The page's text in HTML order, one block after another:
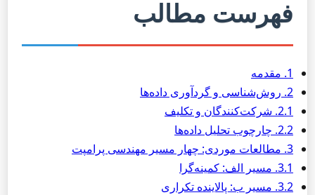
فهرست مطالب
1. مقدمه
2. روش‌شناسی و گردآوری داده‌ها
2.1. شرکت‌کنندگان و تکلیف
2.2. چارچوب تحلیل داده‌ها
3. مطالعات موردی: چهار مسیر مهندسی پرامپت
3.1. مسیر الف: کمینه‌گرا
3.2. مسیر ب: پالاینده تکراری